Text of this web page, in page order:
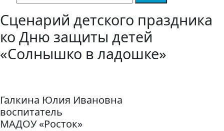
Сценарий детского праздника
ко Дню защиты детей
«Солнышко в ладошке»
Галкина Юлия Ивановна
воспитатель
МАДОУ «Росток»